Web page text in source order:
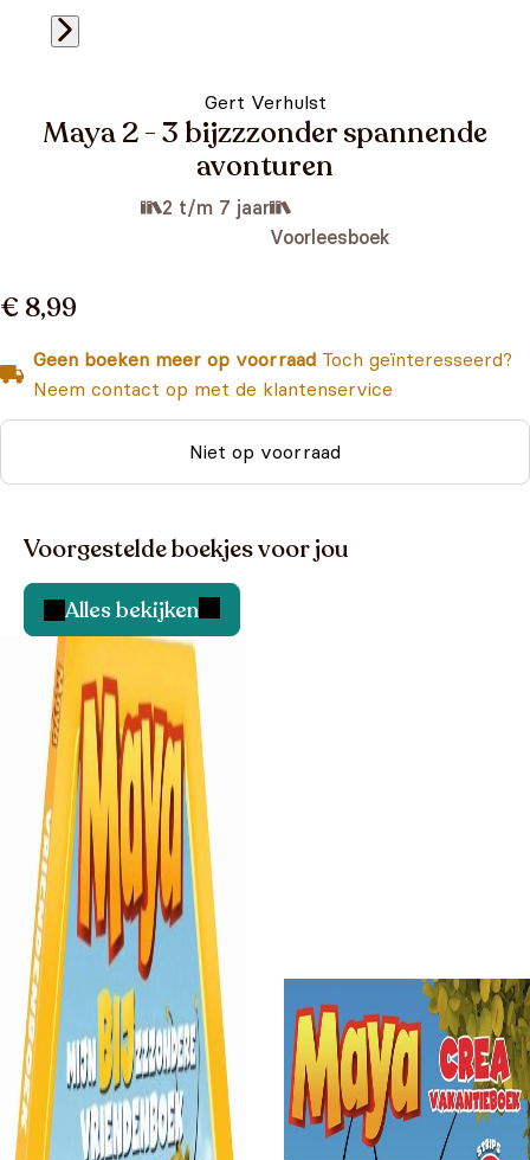
Gert Verhulst
Maya 2 - 3 bijzzzonder spannende
avonturen
2 t/m 7 jaar
Voorleesboek
€ 8,99
Geen boeken meer op voorraad Toch geïnteresseerd?
Neem contact op met de klantenservice
Niet op voorraad
Voorgestelde boekjes voor jou
Alles bekijken